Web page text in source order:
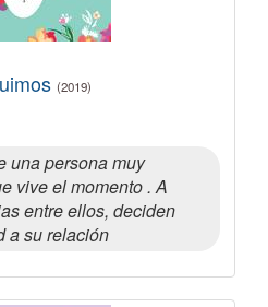
(2019)
una persona muy
vive el momento . A
entre ellos, deciden
a su relación